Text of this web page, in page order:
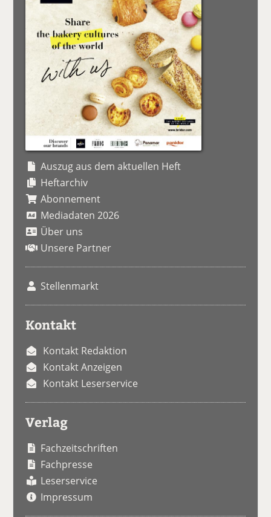
Auszug aus dem aktuellen Heft
Heftarchiv
Abonnement
Mediadaten 2026
Über uns
Unsere Partner
Stellenmarkt
Kontakt
Kontakt Redaktion
Kontakt Anzeigen
Kontakt Leserservice
Verlag
Fachzeitschriften
Fachpresse
Leserservice
Impressum